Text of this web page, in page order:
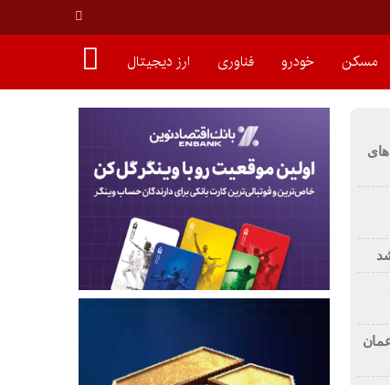
مسکن خودرو فناوری ارز دیجیتال